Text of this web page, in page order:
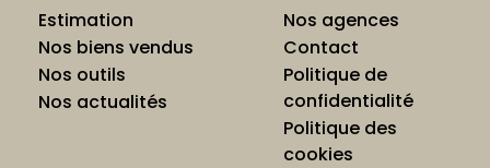
Estimation
Nos biens vendus
Nos outils
Nos actualités
Nos agences
Contact
Politique de
confidentialité
Politique des
cookies